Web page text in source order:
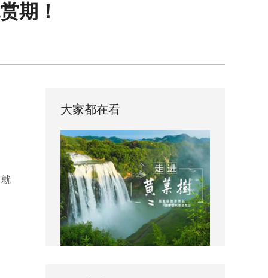
期！
大家都在看